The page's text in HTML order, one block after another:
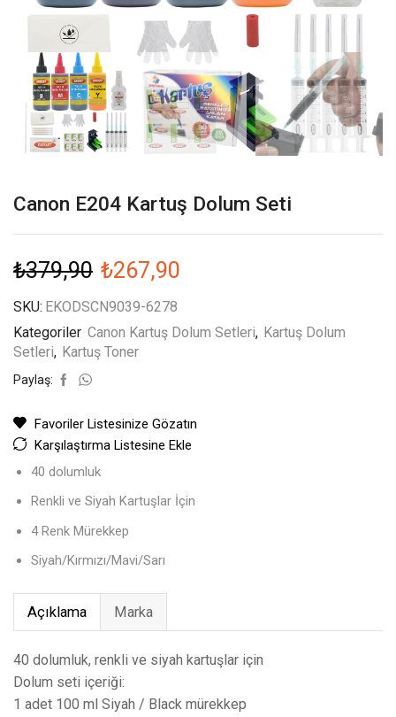
Canon E204 Kartuş Dolum Seti
₺379,90 ₺267,90
SKU: EKODSCN9039-6278
Kategoriler Canon Kartuş Dolum Setleri, Kartuş Dolum
Setleri, Kartuş Toner
Paylaş:
Favoriler Listesinize Gözatın
Karşılaştırma Listesine Ekle
40 dolumluk
Renkli ve Siyah Kartuşlar İçin
4 Renk Mürekkep
Siyah/Kırmızı/Mavi/Sarı
Açıklama Marka
40 dolumluk, renkli ve siyah kartuşlar için
Dolum seti içeriği:
1 adet 100 ml Siyah / Black mürekkep